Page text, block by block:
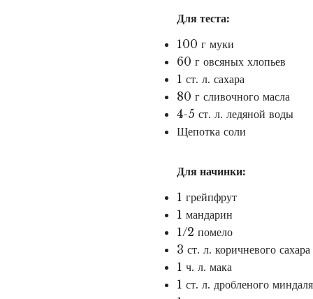
Для теста:
100 г муки
60 г овсяных хлопьев
1 ст. л. сахара
80 г сливочного масла
4-5 ст. л. ледяной воды
Щепотка соли
Для начинки:
1 грейпфрут
1 мандарин
1/2 помело
3 ст. л. коричневого сахара
1 ч. л. мака
1 ст. л. дробленого миндаля